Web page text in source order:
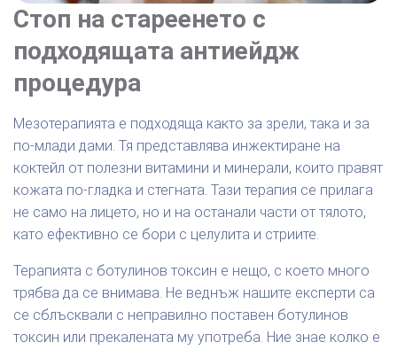
Стоп на стареенето с
подходящата антиейдж
процедура
Мезотерапията е подходяща както за зрели, така и за
по-млади дами. Тя представлява инжектиране на
коктейл от полезни витамини и минерали, които правят
кожата по-гладка и стегната. Тази терапия се прилага
не само на лицето, но и на останали части от тялото,
като ефективно се бори с целулита и стриите.
Терапията с ботулинов токсин е нещо, с което много
трябва да се внимава. Не веднъж нашите експерти са
се сблъсквали с неправилно поставен ботулинов
токсин или прекалената му употреба. Ние знае колко е